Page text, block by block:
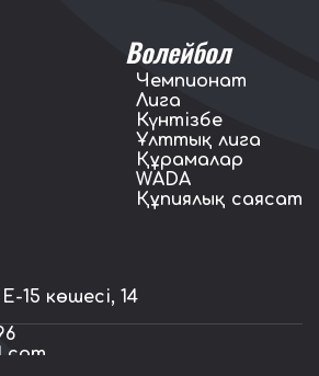
Волейбол
Чемпионат
Лига
Күнтізбе
Ұлттық лига
Құрамалар
WADA
Құпиялық саясат
15 көшесі, 14